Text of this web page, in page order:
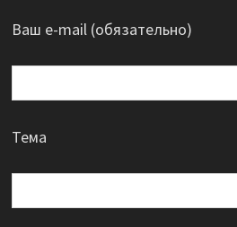
Ваш e-mail (обязательно)
Тема